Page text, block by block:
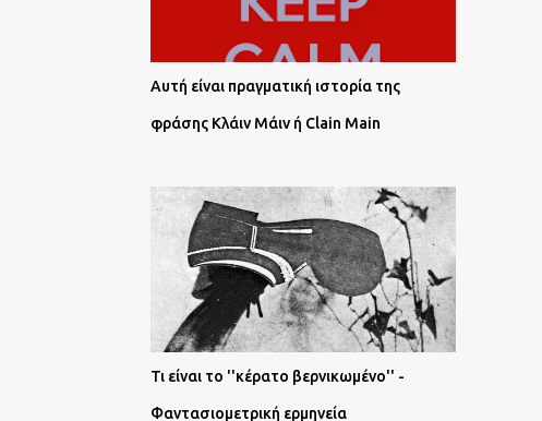
Αυτή είναι πραγματική ιστορία της
φράσης Κλάιν Μάιν ή Clain Main
Τι είναι το ''κέρατο βερνικωμένο'' -
Φαντασιομετρική ερμηνεία